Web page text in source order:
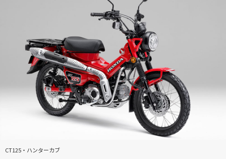
CT125・ハンターカブ